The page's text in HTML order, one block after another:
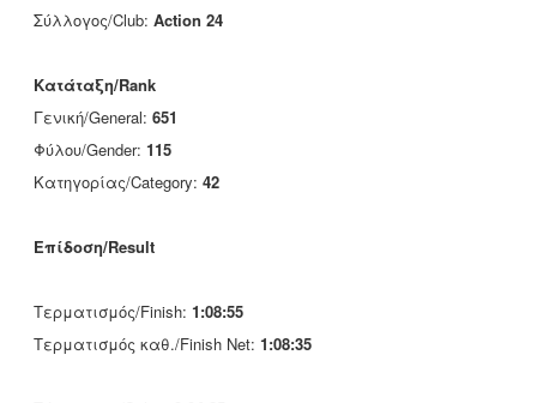
Σύλλογος/Club: Action 24
Κατάταξη/Rank
Γενική/General: 651
Φύλου/Gender: 115
Κατηγορίας/Category: 42
Επίδοση/Result
Τερματισμός/Finish: 1:08:55
Τερματισμός καθ./Finish Net: 1:08:35